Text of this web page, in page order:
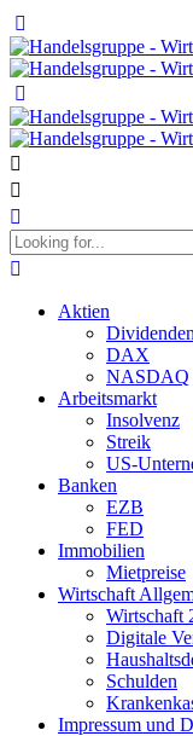
Aktien
Dividenden
DAX
NASDAQ
Arbeitsmarkt
Insolvenz
Streik
US-
Banken
EZB
FED
Immobilien
Mietpreise
Wirtschaft
Wirtschaft
Digitale
Schulden
Impressum und